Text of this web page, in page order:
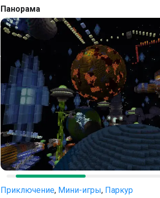
Панорама
Приключение, Мини-игры, Паркур